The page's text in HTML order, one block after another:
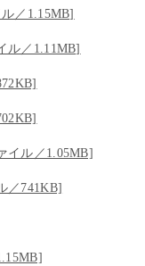
／1.15MB]
ル／1.11MB]
イル／1.05MB]
／741KB]